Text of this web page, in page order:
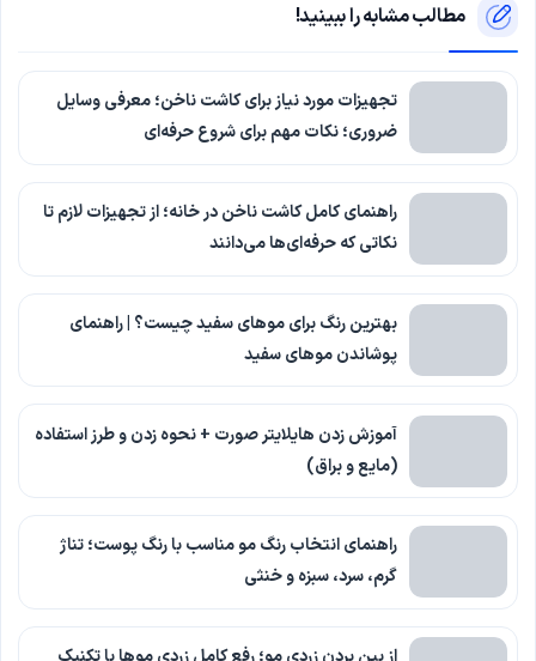
مطالب مشابه را ببینید!
تجهیزات مورد نیاز برای کاشت ناخن؛ معرفی وسایل
ضروری؛ نکات مهم برای شروع حرفه‌ای
راهنمای کامل کاشت ناخن در خانه؛ از تجهیزات لازم تا
نکاتی که حرفه‌ای‌ها می‌دانند
بهترین رنگ برای موهای سفید چیست؟ | راهنمای
پوشاندن موهای سفید
آموزش زدن هایلایتر صورت + نحوه زدن و طرز استفاده
(مایع و براق)
راهنمای انتخاب رنگ مو مناسب با رنگ پوست؛ تناژ
گرم، سرد، سبزه و خنثی